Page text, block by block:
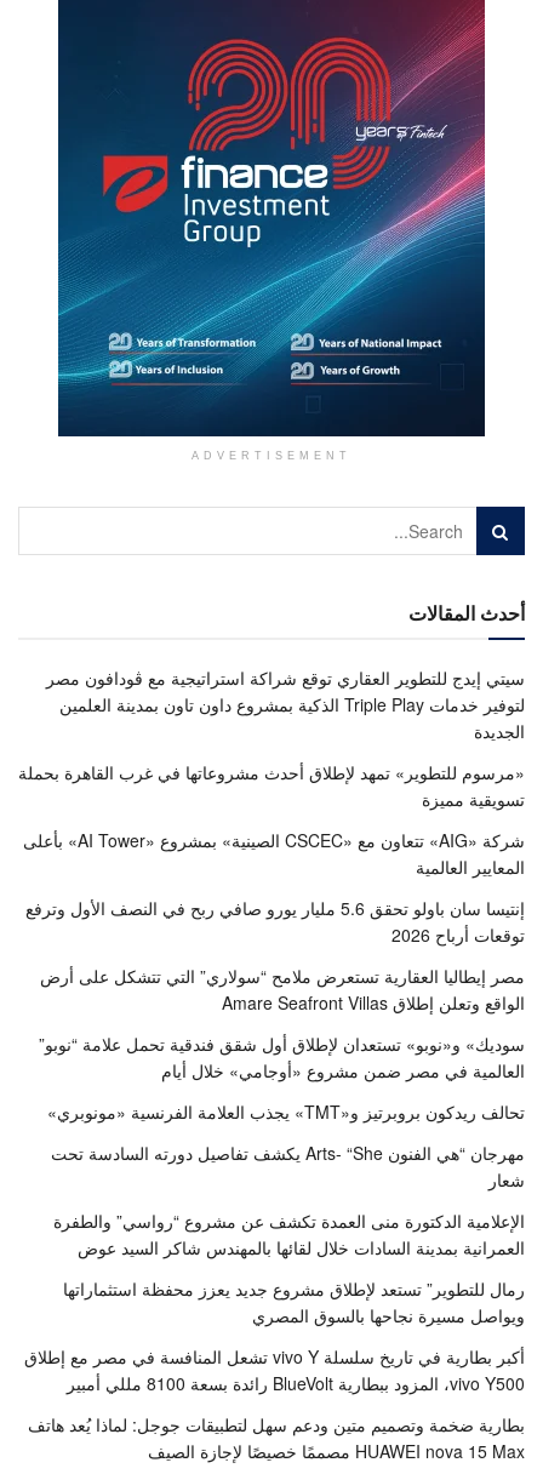
ADVERTISEMENT
أحدث المقالات
سيتي إيدج للتطوير العقاري توقع شراكة استراتيجية مع ڤودافون مصر
لتوفير خدمات Triple Play الذكية بمشروع داون تاون بمدينة العلمين
الجديدة
«مرسوم للتطوير» تمهد لإطلاق أحدث مشروعاتها في غرب القاهرة بحملة
تسويقية مميزة
شركة «AIG» تتعاون مع «CSCEC الصينية» بمشروع «AI Tower» بأعلى
المعايير العالمية
إنتيسا سان باولو تحقق 5.6 مليار يورو صافي ربح في النصف الأول وترفع
توقعات أرباح 2026
مصر إيطاليا العقارية تستعرض ملامح “سولاري” التي تتشكل على أرض
الواقع وتعلن إطلاق Amare Seafront Villas
سوديك» و«نوبو» تستعدان لإطلاق أول شقق فندقية تحمل علامة “نوبو”
العالمية في مصر ضمن مشروع «أوجامي» خلال أيام
تحالف ريدكون بروبرتيز و«TMT» يجذب العلامة الفرنسية «مونوبري»
مهرجان “هي الفنون Arts- “She يكشف تفاصيل دورته السادسة تحت
شعار
الإعلامية الدكتورة منى العمدة تكشف عن مشروع “رواسي” والطفرة
العمرانية بمدينة السادات خلال لقائها بالمهندس شاكر السيد عوض
رمال للتطوير” تستعد لإطلاق مشروع جديد يعزز محفظة استثماراتها
ويواصل مسيرة نجاحها بالسوق المصري
أكبر بطارية في تاريخ سلسلة vivo Y تشعل المنافسة في مصر مع إطلاق
vivo Y500، المزود ببطارية BlueVolt رائدة بسعة 8100 مللي أمبير
بطارية ضخمة وتصميم متين ودعم سهل لتطبيقات جوجل: لماذا يُعد هاتف
HUAWEI nova 15 Max مصممًا خصيصًا لإجازة الصيف